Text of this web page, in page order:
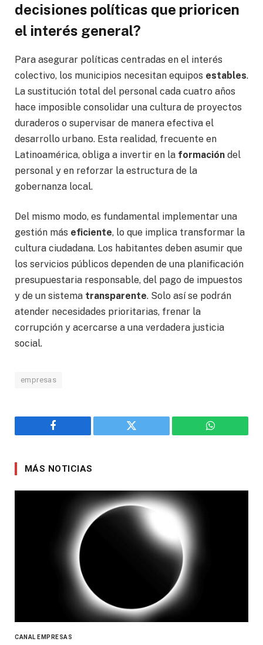
decisiones políticas que prioricen
el interés general?
Para asegurar políticas centradas en el interés
colectivo, los municipios necesitan equipos estables.
La sustitución total del personal cada cuatro años
hace imposible consolidar una cultura de proyectos
duraderos o supervisar de manera efectiva el
desarrollo urbano. Esta realidad, frecuente en
Latinoamérica, obliga a invertir en la formación del
personal y en reforzar la estructura de la
gobernanza local.
Del mismo modo, es fundamental implementar una
gestión más eficiente, lo que implica transformar la
cultura ciudadana. Los habitantes deben asumir que
los servicios públicos dependen de una planificación
presupuestaria responsable, del pago de impuestos
y de un sistema transparente. Solo así se podrán
atender necesidades prioritarias, frenar la
corrupción y acercarse a una verdadera justicia
social.
empresas
Facebook Twitter WhatsApp
MÁS NOTICIAS
CANAL EMPRESAS